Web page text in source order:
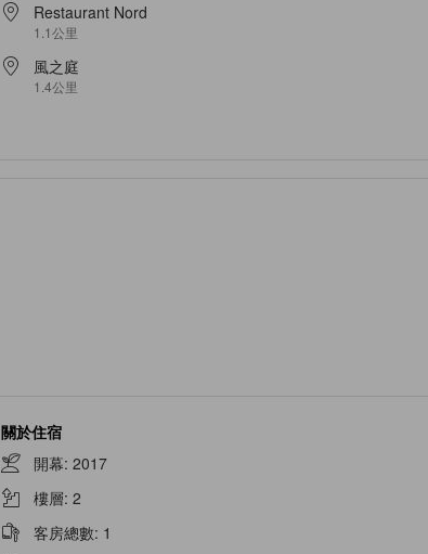
Restaurant Nord
1.1公里
風之庭
1.4公里
關於住宿
開幕:2017
樓層:2
客房總數: 1